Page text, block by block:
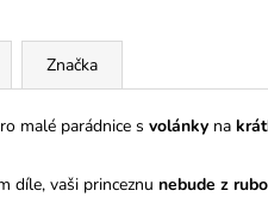
Značka
malé parádnice s volánky na
díle, vaši princeznu nebude z